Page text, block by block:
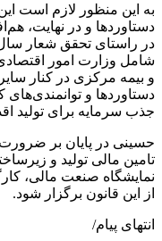
به این منظور لازم است
دستاوردها و در نهایت،
در راستای تحقق شعار
شامل وزارت امور
و بیمه مرکزی در کنار سایر
دستاوردها و
جذب سرمایه برای تولید
حسینی در پایان بر
تامین مالی تولید و
نمایشگاه صنعت مالی،
از این قانون برگزار شود.
انتهای پیام/